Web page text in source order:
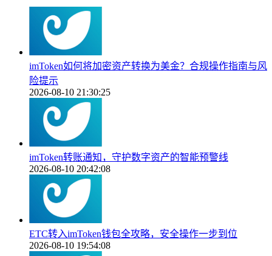
imToken如何将加密资产转换为美金？合规操作指南与风
险提示
2026-08-10 21:30:25
imToken转账通知，守护数字资产的智能预警线
2026-08-10 20:42:08
ETC转入imToken钱包全攻略，安全操作一步到位
2026-08-10 19:54:08